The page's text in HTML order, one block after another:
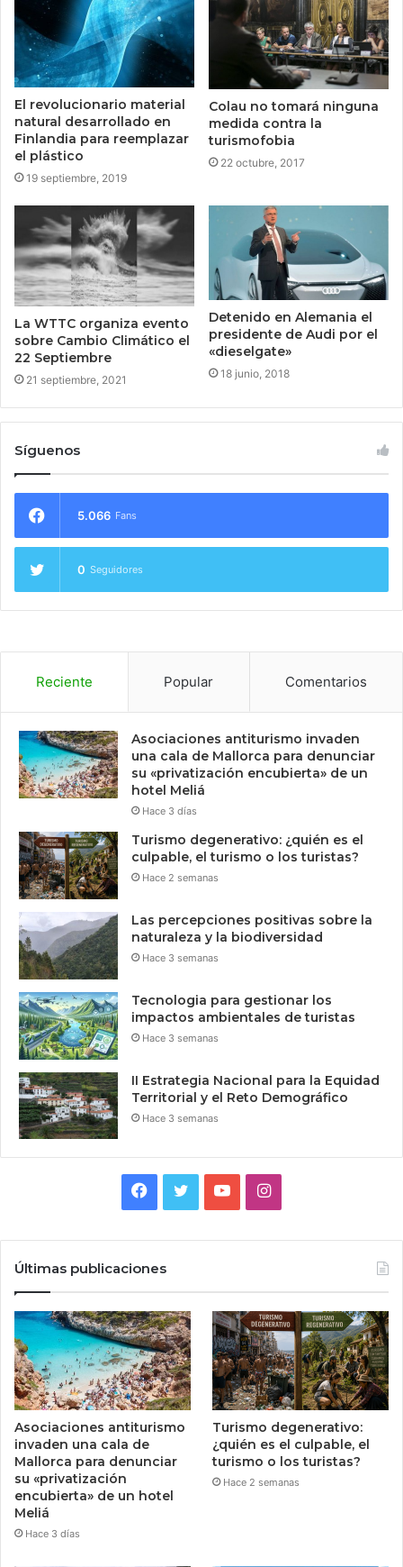
El revolucionario material
natural desarrollado en
Finlandia para reemplazar
el plástico
19 septiembre, 2019
Colau no tomará ninguna
medida contra la
turismofobia
22 octubre, 2017
La WTTC organiza evento
sobre Cambio Climático el
22 Septiembre
21 septiembre, 2021
Detenido en Alemania el
presidente de Audi por el
«dieselgate»
18 junio, 2018
Síguenos
5.066 Fans
0 Seguidores
Reciente Popular Comentarios
Asociaciones antiturismo invaden
una cala de Mallorca para denunciar
su «privatización encubierta» de un
hotel Meliá
Hace 3 días
Turismo degenerativo: ¿quién es el
culpable, el turismo o los turistas?
Hace 2 semanas
Las percepciones positivas sobre la
naturaleza y la biodiversidad
Hace 3 semanas
Tecnologia para gestionar los
impactos ambientales de turistas
Hace 3 semanas
II Estrategia Nacional para la Equidad
Territorial y el Reto Demográfico
Hace 3 semanas
Facebook
TwitterYouTubeInstagram
Últimas publicaciones
Asociaciones antiturismo
invaden una cala de
Mallorca para denunciar
su «privatización
encubierta» de un hotel
Meliá
Hace 3 días
Turismo degenerativo:
¿quién es el culpable, el
turismo o los turistas?
Hace 2 semanas